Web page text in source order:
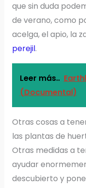
que sin duda
de verano, como
acelga, el apio, la
perejil.
Leer más..
(Documental)
Otras cosas a
las plantas de
Otras medidas a
ayudar
descubierto y